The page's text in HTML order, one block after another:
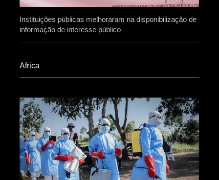
Instituições públicas melhoraram na disponibilização de
informação de interesse público
Africa​